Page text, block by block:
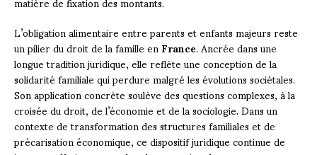
L’obligation alimentaire entre parents et enfants majeurs reste
un pilier du droit de la famille enFrance. Ancrée dans une
longue tradition juridique, elle reflète une conception de la
solidarité familiale qui perdure malgré les évolutions sociétales.
Son application concrète soulève des questions complexes, à la
croisée du droit, de l’économie et de la sociologie. Dans un
contexte de transformation des structures familiales et de
précarisation économique, ce dispositif juridique continue de